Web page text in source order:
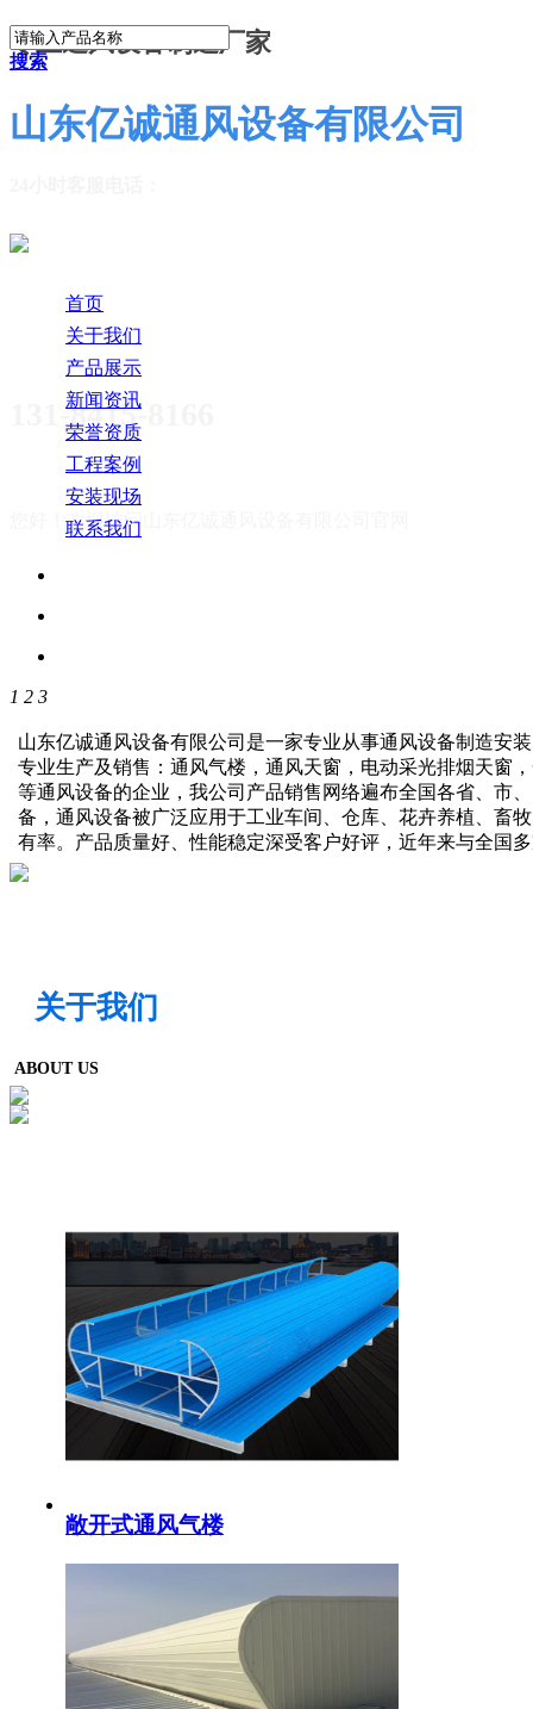
专业通风设备制造厂家
山东亿诚通风设备有限公司
131-8415-8166
您好！欢迎访问
搜索
首页
关于我们
产品展示
新闻资讯
荣誉资质
工程案例
安装现场
联系我们
1 2 3
山东亿诚通风设备有限公司是一家专业从事通风设备制造安
专业生产及销售：通风气楼，通风天窗，电动采光排烟天窗
等通风设备的企业，我公司产品销售网络遍布全国各省、市
备，通风设备被广泛应用于工业车间、仓库、花卉养植、畜
有率。产品质量好、性能稳定深受客户好评，近年来与全国
关于我们
ABOUT US
敞开式通风气楼